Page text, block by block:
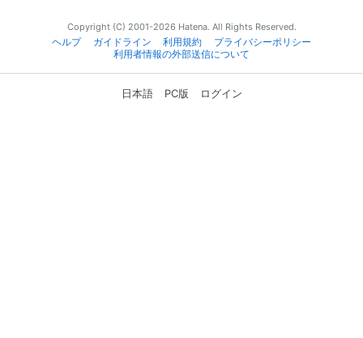
Copyright (C) 2001-2026 Hatena. All Rights Reserved.
ヘルプ
ガイドライン 利用規約
プライバシーポリシー
利用者情報の外部送信について
日本語 PC版 ログイン